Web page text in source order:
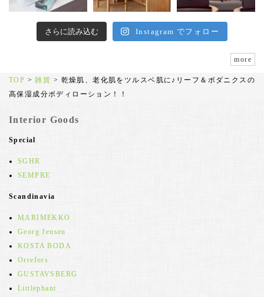
さらに読み込む Instagram でフォロー
more
TOP >雑貨 > 乾燥肌、老化肌をツルスベ肌に♪リーフ＆ボダニクスの
高保湿成分ボディローション！！
Interior Goods
Special
SGHR
SEMPRE
Scandinavia
MARIMEKKO
Georg Jensen
KOSTA BODA
Orrefors
GUSTAVSBERG
Littlephant